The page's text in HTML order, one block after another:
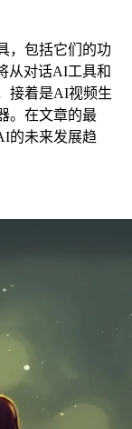
，包括它们的功
从对话AI工具和
接着是AI视频生
。在文章的最
的未来发展趋